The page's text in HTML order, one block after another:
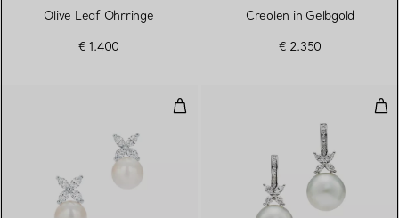
Olive Leaf Ohrringe
€ 1.400
Creolen in Gelbgold
€ 2.350
Ohrringe